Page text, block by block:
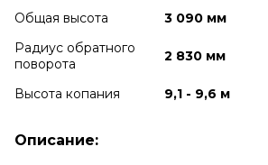
Общая высота
3 090 мм
Радиус обратного
поворота
2 830 мм
Высота копания 9,1 - 9,6 м
Описание: